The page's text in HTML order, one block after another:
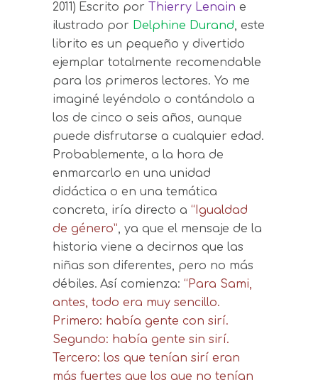
2011) Escrito por Thierry Lenain e
ilustrado por Delphine Durand, este
librito es un pequeño y divertido
ejemplar totalmente recomendable
para los primeros lectores. Yo me
imaginé leyéndolo o contándolo a
los de cinco o seis años, aunque
puede disfrutarse a cualquier edad.
Probablemente, a la hora de
enmarcarlo en una unidad
didáctica o en una temática
concreta, iría directo a “Igualdad
de género”, ya que el mensaje de la
historia viene a decirnos que las
niñas son diferentes, pero no más
débiles. Así comienza: “Para Sami,
antes, todo era muy sencillo.
Primero: había gente con sirí.
Segundo: había gente sin sirí.
Tercero: los que tenían sirí eran
más fuertes que los que no tenían